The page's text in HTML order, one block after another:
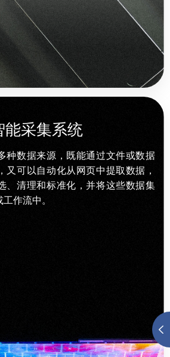
能采集系统
种数据来源，既能通过文件或数据
又可以自动化从网页中提取数据，
、清理和标准化，并将这些数据集
作流中。